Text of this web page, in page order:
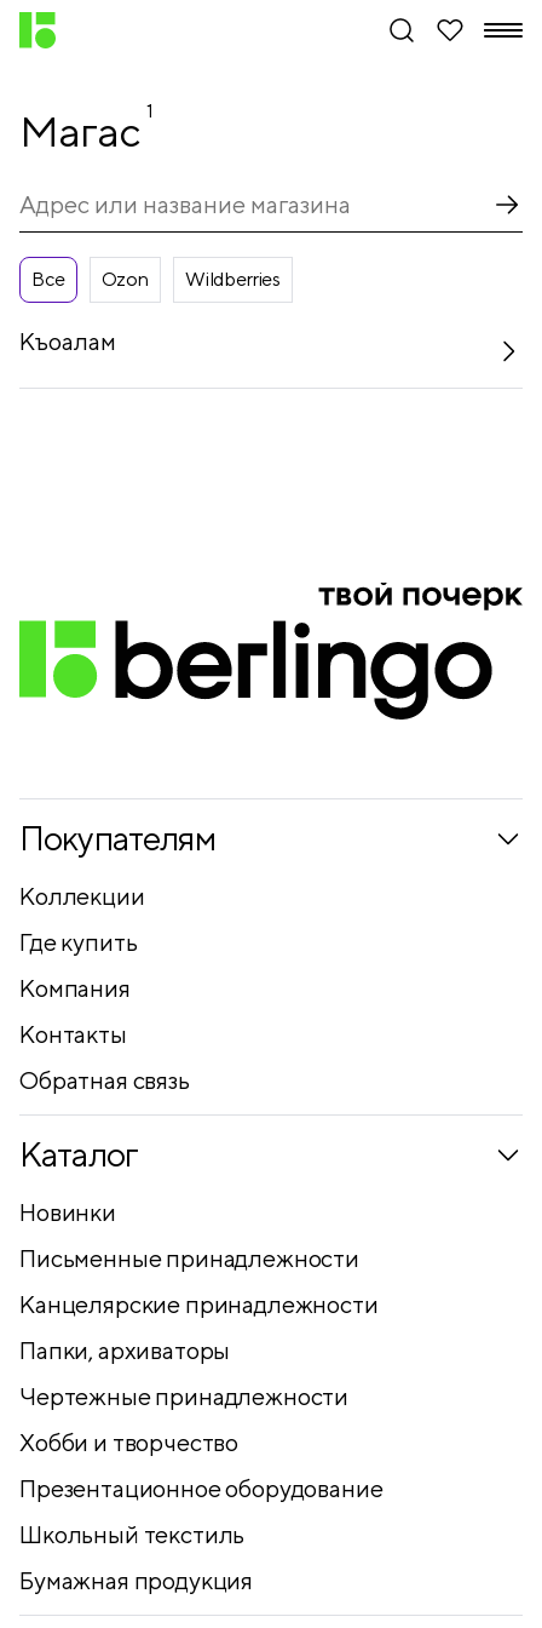
Магас 1
Все Ozon Wildberries
Къоалам
Покупателям
Коллекции
Где купить
Компания
Контакты
Обратная связь
Каталог
Новинки
Письменные принадлежности
Канцелярские принадлежности
Папки, архиваторы
Чертежные принадлежности
Хобби и творчество
Презентационное оборудование
Школьный текстиль
Бумажная продукция